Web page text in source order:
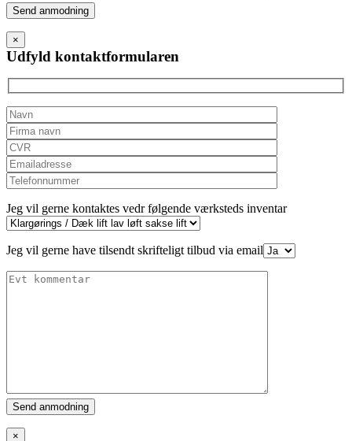
Please
leave
this
field
empty.
×
Udfyld kontaktformularen
Jeg vil gerne kontaktes vedr følgende værksteds inventar
Jeg vil gerne have tilsendt skrifteligt tilbud via email
Please
leave
this
×